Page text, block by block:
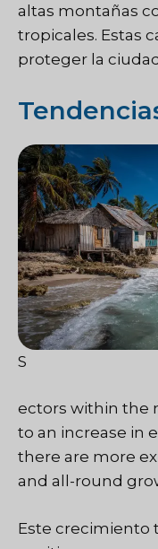
altas montañas
tropicales. Estas
proteger la
S
ectors within the
to an increase in
there are more
and all-round
Este crecimiento